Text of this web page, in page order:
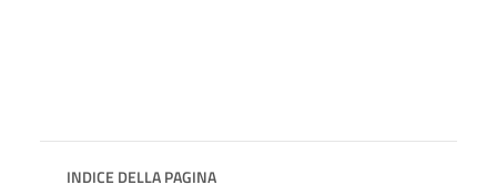
INDICE DELLA PAGINA